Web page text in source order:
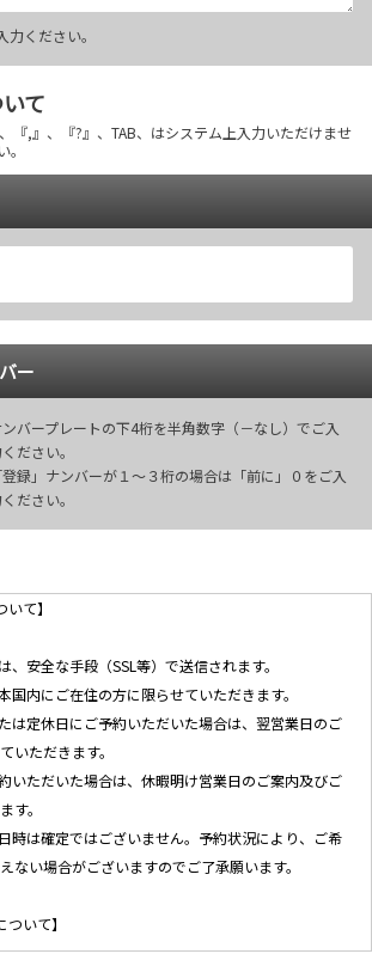
ください。
て
『,』、『?』、TAB、はシステム上入力いただけませ
ー
ンバープレートの下4桁を半角数字（－なし）でご入
ださい。
登録」ナンバーが１～３桁の場合は「前に」０をご入
ださい。
て】
安全な手段（SSL等）で送信されます。
内にご在住の方に限らせていただきます。
は定休日にご予約いただいた場合は、翌営業日のご
いただきます。
いただいた場合は、休暇明け営業日のご案内及びご
す。
時は確定ではございません。予約状況により、ご希
ない場合がございますのでご了承願います。
いて】